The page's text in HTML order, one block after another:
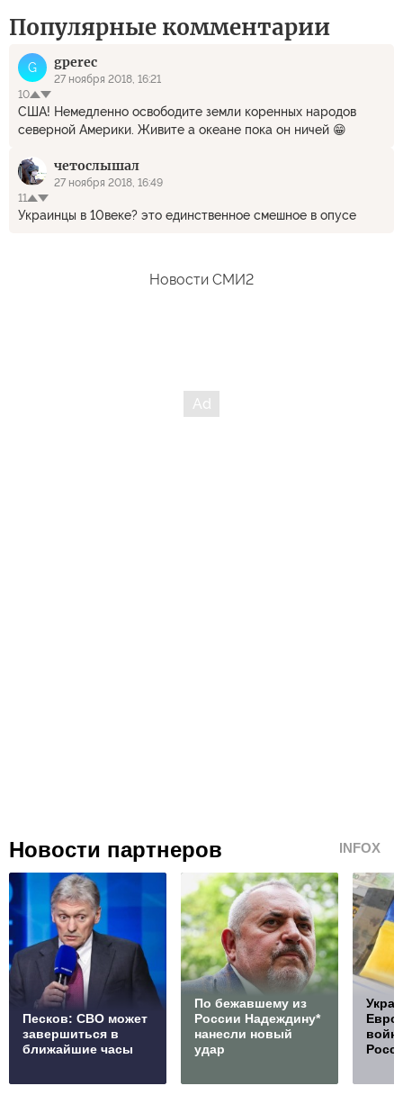
Популярные комментарии
G gperec
27 ноября 2018, 16:21
10
США! Немедленно освободите земли коренных народов
северной Америки. Живите а океане пока он ничей 😁
четослышал
27 ноября 2018, 16:49
11
Украинцы в 10веке? это единственное смешное в опусе
Новости СМИ2
Новости партнеров INFOX
Песков: СВО может
завершиться в
ближайшие часы
По бежавшему из
России Надеждину*
нанесли новый
удар